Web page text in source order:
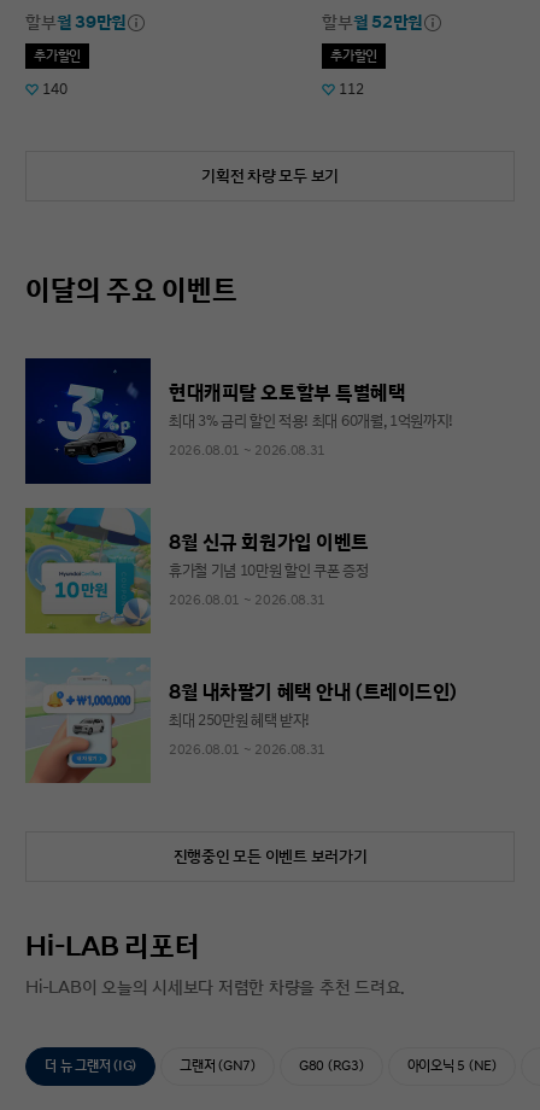
할부월 39만원
추가할인
140
할부월 52만원
추가할인
112
기획전 차량 모두 보기
이달의 주요 이벤트
현대캐피탈 오토할부 특별혜택
최대 3% 금리 할인 적용! 최대 60개월, 1억원까지!
2026.08.01 ~ 2026.08.31
8월 신규 회원가입 이벤트
휴가철 기념 10만원 할인 쿠폰 증정
2026.08.01 ~ 2026.08.31
8월 내차팔기 혜택 안내 (트레이드인)
최대 250만원 혜택 받자!
2026.08.01 ~ 2026.08.31
진행중인 모든 이벤트 보러가기
Hi-LAB 리포터
Hi-LAB이 오늘의 시세보다 저렴한 차량을 추천 드려요.
더 뉴 그랜저 (IG) 그랜저 (GN7) G80 (RG3) 아이오닉 5 (NE)